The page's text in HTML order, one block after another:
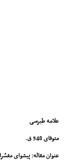
علامه طبرسی
متوفاى 548 ق.
عنوان مقاله: پیشواى